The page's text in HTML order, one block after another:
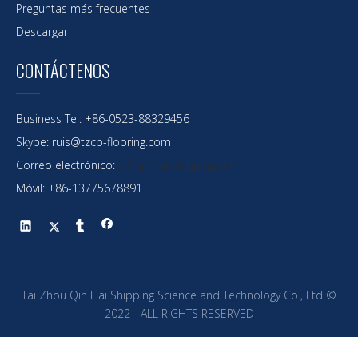
Preguntas más frecuentes
Descargar
CONTÁCTENOS
Business Tel: +86-0523-88329456
Skype: ruis@tzcp-flooring.com
Correo electrónico:yu@qinhai-shipping.com
Móvil: +86-13775678891
Tai Zhou Qin Hai Shipping Science and Technology Co., Ltd ©
2022 - ALL RIGHTS RESERVED